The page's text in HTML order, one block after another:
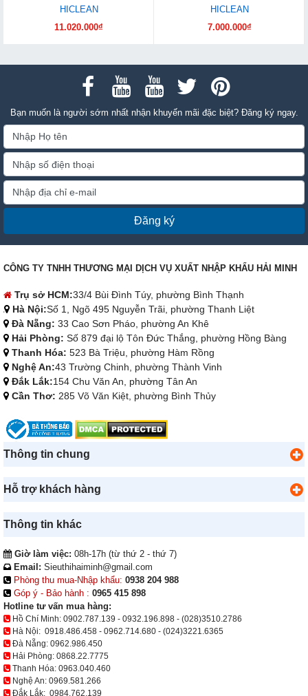
HICLEAN
11.020.000₫
HICLEAN
7.000.000₫
Bạn muốn là người sớm nhất nhận khuyến mãi đặc biệt? Đăng ký ngay.
Đăng ký
CÔNG TY TNHH THƯƠNG MẠI DỊCH VỤ XUẤT NHẬP KHẨU HẢI MINH
Trụ sở HCM:33/4 Bùi Đình Túy, phường Bình Thạnh
Hà Nội:Số 1, Ngõ 495 Nguyễn Trãi, phường Thanh Liệt
Đà Nẵng: 33 Cao Sơn Pháo, phường An Khê
Hải Phòng: Số 879 đại lộ Tôn Đức Thắng, phường Hồng Bàng
Thanh Hóa: 523 Bà Triệu, phường Hàm Rồng
Nghệ An:43 Trường Chinh, phường Thành Vinh
Đắk Lắk:154 Chu Văn An, phường Tân An
Cần Thơ: 285 Võ Văn Kiệt, phường Bình Thủy
Thông tin chung
Hỗ trợ khách hàng
Thông tin khác
Giờ làm việc: 08h-17h (từ thứ 2 - thứ 7)
Email: Sieuthihaiminh@gmail.com
Phòng thu mua-Nhập khẩu: 0938 204 988
Góp ý - Bảo hành : 0965 415 898
Hotline tư vấn mua hàng:
Hồ Chí Minh: 0902.787.139 - 0932.196.898 - (028)3510.2786
Hà Nội: 0918.486.458 - 0962.714.680 - (024)3221.6365
Đà Nẵng: 0962.986.450
Hải Phòng: 0868.22.7775
Thanh Hóa: 0963.040.460
Nghệ An: 0969.581.266
Đắk Lắk: 0984.762.139